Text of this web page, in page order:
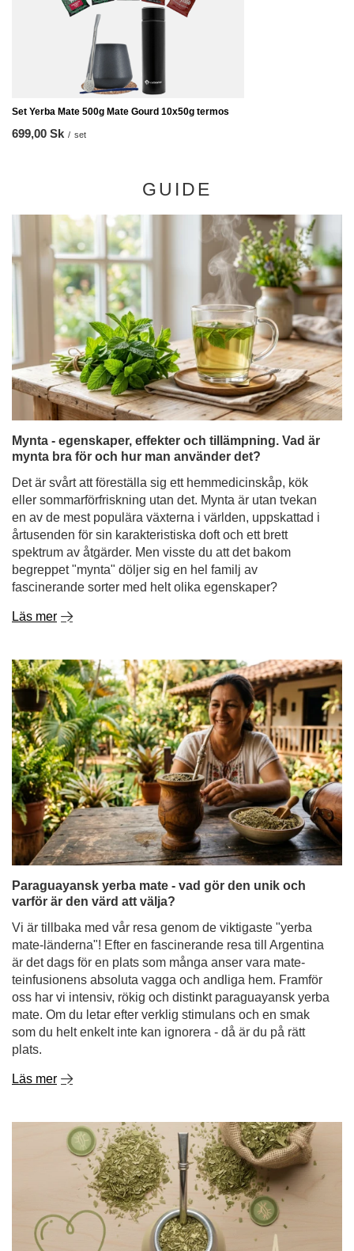
Set Yerba Mate 500g Mate Gourd 10x50g termos
699,00 Sk / set
GUIDE
Mynta - egenskaper, effekter och tillämpning. Vad är
mynta bra för och hur man använder det?
Det är svårt att föreställa sig ett hemmedicinskåp, kök
eller sommarförfriskning utan det. Mynta är utan tvekan
en av de mest populära växterna i världen, uppskattad i
årtusenden för sin karakteristiska doft och ett brett
spektrum av åtgärder. Men visste du att det bakom
begreppet "mynta" döljer sig en hel familj av
fascinerande sorter med helt olika egenskaper?
Läs mer
Paraguayansk yerba mate - vad gör den unik och
varför är den värd att välja?
Vi är tillbaka med vår resa genom de viktigaste "yerba
mate-länderna"! Efter en fascinerande resa till Argentina
är det dags för en plats som många anser vara mate-
teinfusionens absoluta vagga och andliga hem. Framför
oss har vi intensiv, rökig och distinkt paraguayansk yerba
mate. Om du letar efter verklig stimulans och en smak
som du helt enkelt inte kan ignorera - då är du på rätt
plats.
Läs mer